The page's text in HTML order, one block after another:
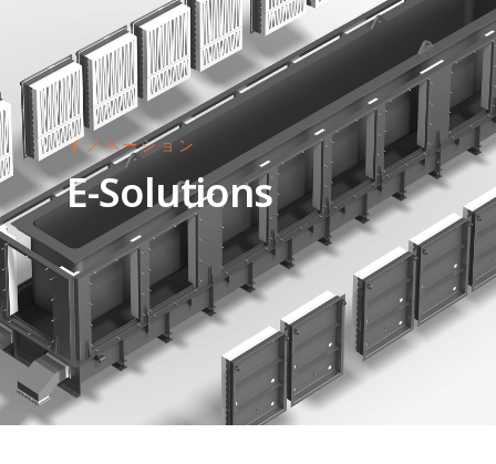
イノベーション
E-Solutions